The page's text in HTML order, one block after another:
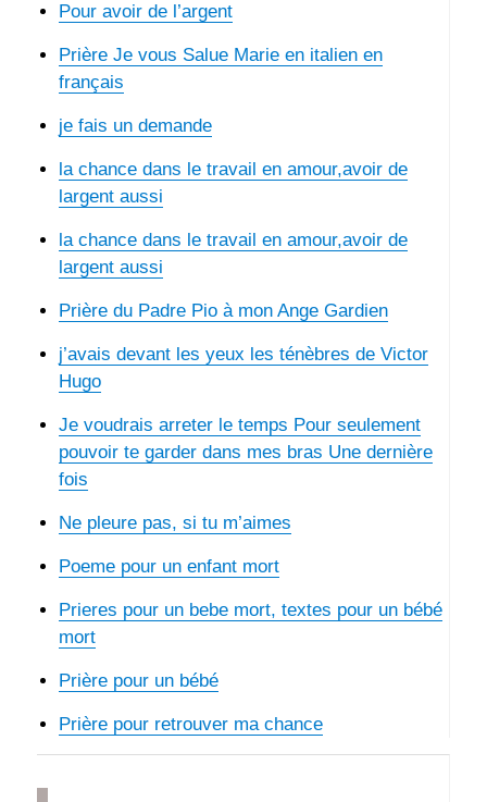
Pour avoir de l’argent
Prière Je vous Salue Marie en italien en
français
je fais un demande
la chance dans le travail en amour,avoir de
largent aussi
la chance dans le travail en amour,avoir de
largent aussi
Prière du Padre Pio à mon Ange Gardien
j’avais devant les yeux les ténèbres de Victor
Hugo
Je voudrais arreter le temps Pour seulement
pouvoir te garder dans mes bras Une dernière
fois
Ne pleure pas, si tu m’aimes
Poeme pour un enfant mort
Prieres pour un bebe mort, textes pour un bébé
mort
Prière pour un bébé
Prière pour retrouver ma chance